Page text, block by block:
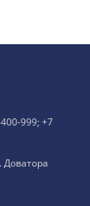
999; +7
Доватора